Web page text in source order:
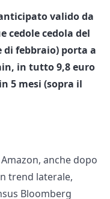
valido da
cedole cedola del
di febbraio) porta a
in tutto 9,8 euro
5 mesi (sopra il
anche dopo
trend laterale,
Bloomberg